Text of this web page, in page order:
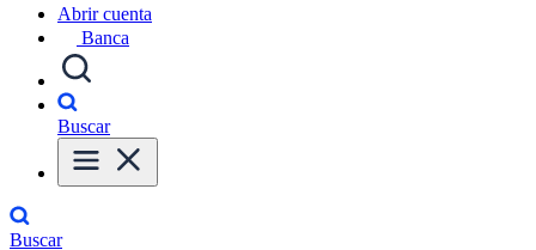
Abrir cuenta
Banca
Buscar
Buscar